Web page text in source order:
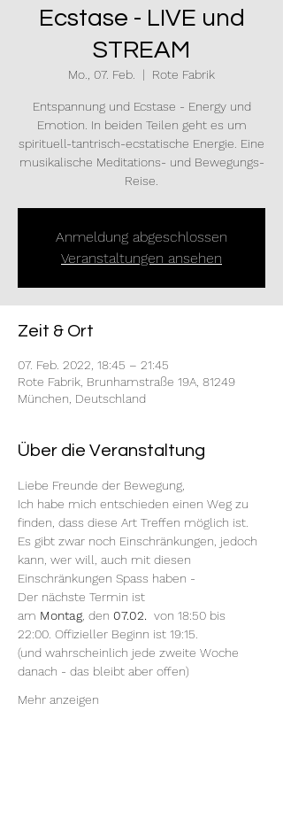
Ecstase - LIVE und
STREAM
Mo., 07. Feb.
  |
Rote Fabrik
Entspannung und Ecstase - Energy und
Emotion. In beiden Teilen geht es um
spirituell-tantrisch-ecstatische Energie. Eine
musikalische Meditations- und Bewegungs-
Reise.
Anmeldung abgeschlossen
Veranstaltungen ansehen
Zeit & Ort
07. Feb. 2022, 18:45 – 21:45
Rote Fabrik, Brunhamstraße 19A, 81249
München, Deutschland
Über die Veranstaltung
Liebe Freunde der Bewegung,
Ich habe mich entschieden einen Weg zu
finden, dass diese Art Treffen möglich ist.
Es gibt zwar noch Einschränkungen, jedoch
kann, wer will, auch mit diesen
Einschränkungen Spass haben -
Der nächste Termin ist
am Montag , den 07.02. von 18:50 bis
22:00. Offizieller Beginn ist 19:15.
(und wahrscheinlich jede zweite Woche
danach - das bleibt aber offen)
Mehr anzeigen